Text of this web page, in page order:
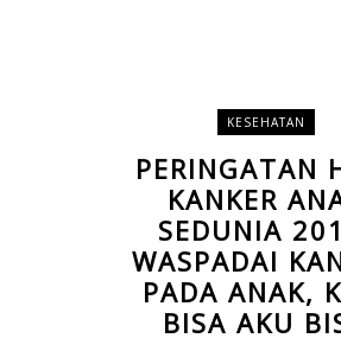
KESEHATAN
PERINGATAN
KANKER
SEDUNIA
WASPADAI
PADA ANAK,
BISA AKU